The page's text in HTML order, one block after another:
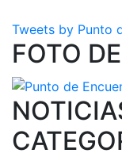
Tweets by Punto
FOTO